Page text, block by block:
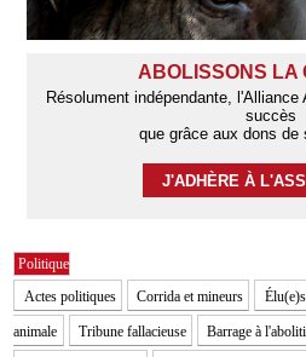
ABOLISSONS LA
Résolument indépendante,
succès
que grâce aux dons de
J'ADHÈRE À
Politique
Actes politiques Corrida et mineurs
animale Tribune fallacieuse Barrage à